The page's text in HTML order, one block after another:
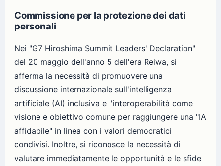
Commissione per la protezione dei dati
personali
Nei "G7 Hiroshima Summit Leaders' Declaration"
del 20 maggio dell'anno 5 dell'era Reiwa, si
afferma la necessità di promuovere una
discussione internazionale sull'intelligenza
artificiale (AI) inclusiva e l'interoperabilità come
visione e obiettivo comune per raggiungere una "IA
affidabile" in linea con i valori democratici
condivisi. Inoltre, si riconosce la necessità di
valutare immediatamente le opportunità e le sfide